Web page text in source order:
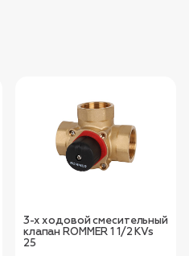
3-х ходовой смесительный
клапан ROMMER 1 1/2 KVs
25